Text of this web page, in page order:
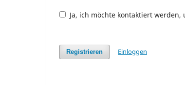
Ja, ich möchte kontaktiert
Registrieren Einloggen